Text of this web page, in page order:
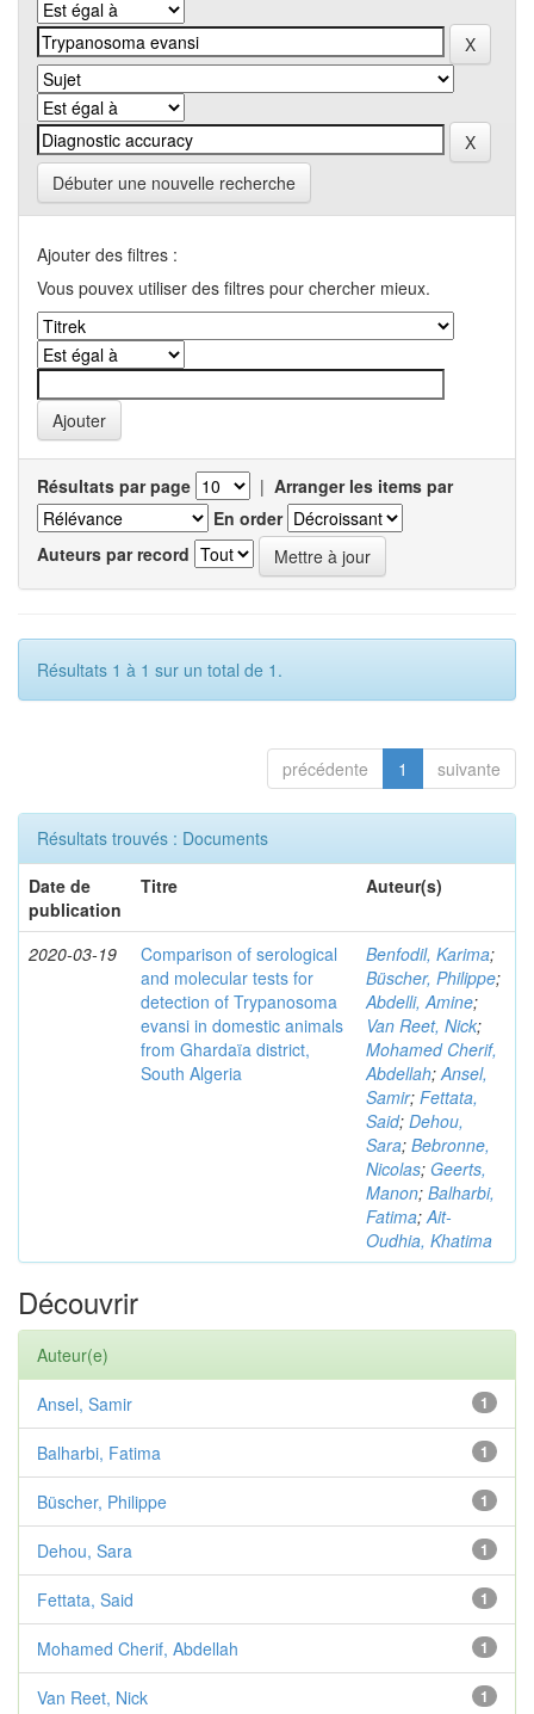
Débuter une nouvelle recherche
Ajouter des filtres :
Vous pouvex utiliser des filtres pour chercher mieux.
Résultats par page | Arranger les items par
En order
Auteurs par record
Résultats 1 à 1 sur un total de 1.
précédente 1 suivante
Résultats trouvés : Documents
Date de
publication
Titre Auteur(s)
2020-03-19
Comparison of serological
and molecular tests for
detection of Trypanosoma
evansi in domestic animals
from Ghardaïa district,
South Algeria
Benfodil, Karima;
Büscher, Philippe;
Abdelli, Amine;
Van Reet, Nick;
Mohamed Cherif,
Abdellah;Ansel,
Samir; Fettata,
Said; Dehou,
Sara; Bebronne,
Nicolas; Geerts,
Manon; Balharbi,
Fatima;Ait-
Oudhia, Khatima
Découvrir
Auteur(e)
1
Ansel, Samir
1
Balharbi, Fatima
1
Büscher, Philippe
1
Dehou, Sara
1
Fettata, Said
1
Mohamed Cherif, Abdellah
1
Van Reet, Nick